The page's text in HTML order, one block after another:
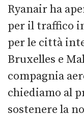
Ryanair ha
per il traffico
per le città
Bruxelles e
compagnia
chiediamo al
sostenere la